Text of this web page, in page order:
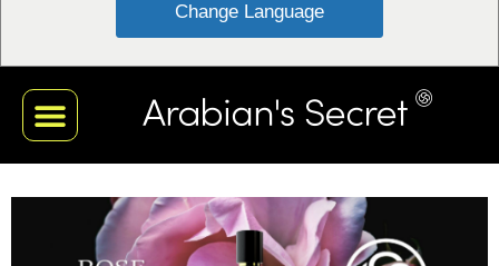
Change Language